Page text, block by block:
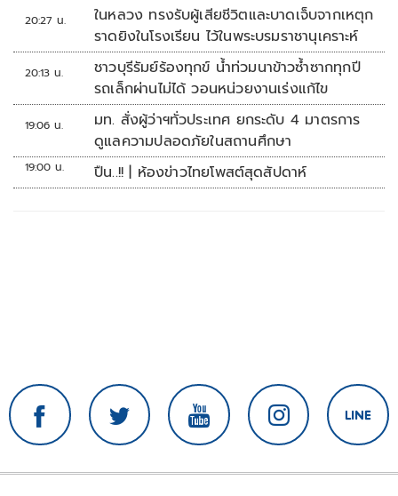
20:27 น.
ในหลวง ทรงรับผู้เสียชีวิตและบาดเจ็บจากเหตุก
ราดยิงในโรงเรียน ไว้ในพระบรมราชานุเคราะห์
20:13 น.
ชาวบุรีรัมย์ร้องทุกข์ น้ำท่วมนาข้าวซ้ำซากทุกปี
รถเล็กผ่านไม่ได้ วอนหน่วยงานเร่งแก้ไข
19:06 น.
มท. สั่งผู้ว่าฯทั่วประเทศ ยกระดับ 4 มาตรการ
ดูแลความปลอดภัยในสถานศึกษา
19:00 น. ปืน..!! | ห้องข่าวไทยโพสต์สุดสัปดาห์